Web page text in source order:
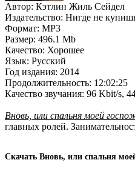
Автор: Кэтлин Жиль Сейдел
Издательство: Нигде не
Формат: MP3
Размер: 496.1 Mb
Качество: Хорошее
Язык: Русский
Год издания: 2014
Продолжительность: 12:02:25
Качество звучания: 96 Kbit/s,
Вновь, или спальня моей
главных ролей.
Скачать Вновь, или спальня